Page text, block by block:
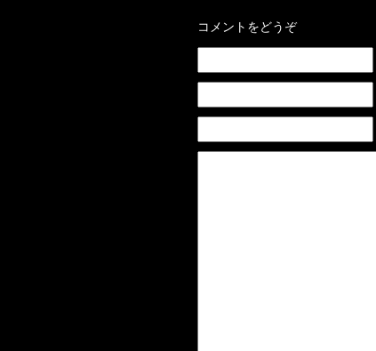
コメントをどうぞ